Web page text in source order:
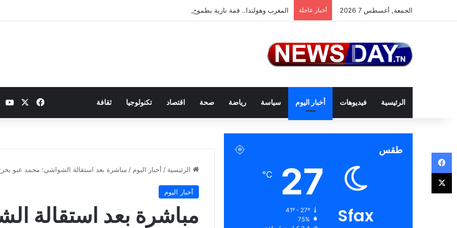
الجمعة, أغسطس 7 2026 أخبار عاجلة المغرب وهولندا.. قمة نارية بطموح التأهل إلى ثمن النهائي
الرئيسية فيديوهات أخبار اليوم سياسة رياضة صحة اقتصاد تكنولوجيا ثقافة فيسبوك
الرئيسية / أخبار اليوم / مباشرة بعد استقالة الشواشي: محمد عبو
أخبار اليوم
مباشرة بعد استقالة
طقس
Sfax
27
℃
41º - 27º
75%
فيسبوك
‫X